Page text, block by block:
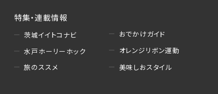
特集・連載情報
茨城イイトコナビ
水戸ホーリーホック
旅のススメ
おでかけガイド
オレンジリボン運動
美味しおスタイル